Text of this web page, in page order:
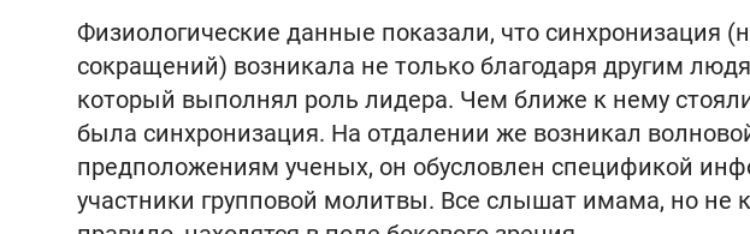
Физиологические данные показали, что синхронизация
сокращений) возникала не только благодаря другим
который выполнял роль лидера. Чем ближе к нему
была синхронизация. На отдалении же возникал
предположениям ученых, он обусловлен спецификой
участники групповой молитвы. Все слышат имама, но не